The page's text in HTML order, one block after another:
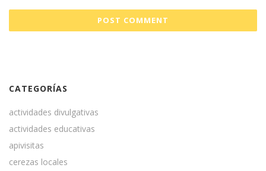
CATEGORÍAS
actividades divulgativas
actividades educativas
apivisitas
cerezas locales